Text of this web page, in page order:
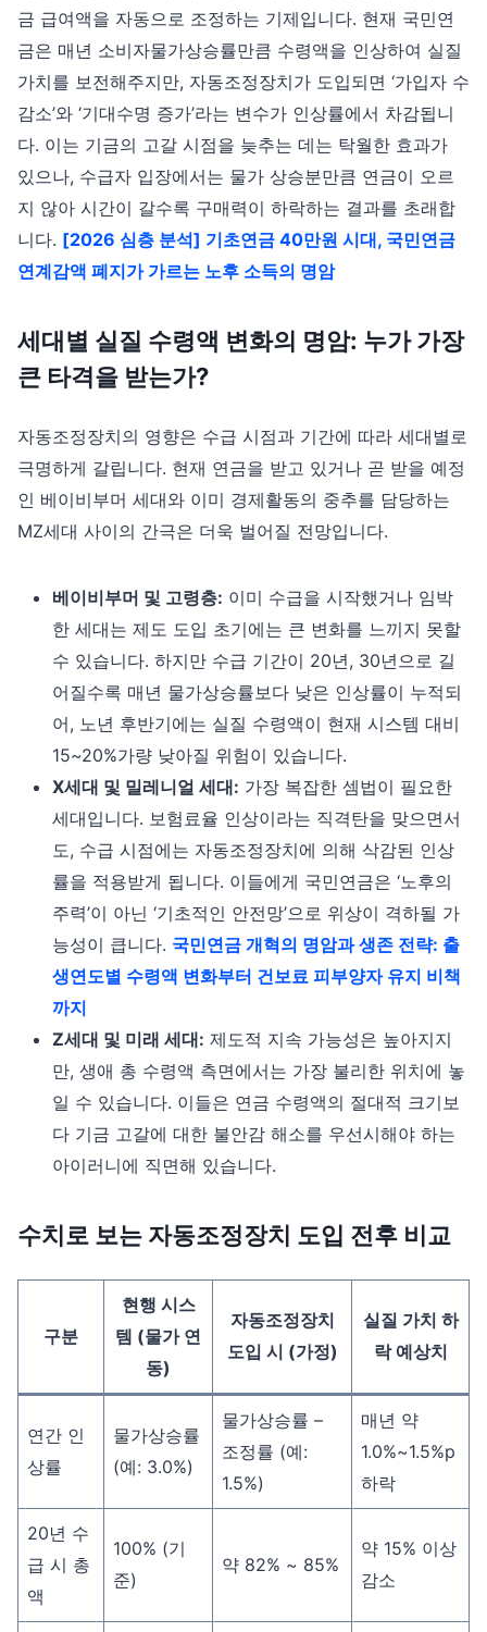
금 급여액을 자동으로 조정하는 기제입니다. 현재 국민연
금은 매년 소비자물가상승률만큼 수령액을 인상하여 실질
가치를 보전해주지만, 자동조정장치가 도입되면 ‘가입자 수
감소’와 ‘기대수명 증가’라는 변수가 인상률에서 차감됩니
다. 이는 기금의 고갈 시점을 늦추는 데는 탁월한 효과가
있으나, 수급자 입장에서는 물가 상승분만큼 연금이 오르
지 않아 시간이 갈수록 구매력이 하락하는 결과를 초래합
니다. [2026 심층 분석] 기초연금 40만원 시대, 국민연금
연계감액 폐지가 가르는 노후 소득의 명암
세대별 실질 수령액 변화의 명암: 누가 가장
큰 타격을 받는가?
자동조정장치의 영향은 수급 시점과 기간에 따라 세대별로
극명하게 갈립니다. 현재 연금을 받고 있거나 곧 받을 예정
인 베이비부머 세대와 이미 경제활동의 중추를 담당하는
MZ세대 사이의 간극은 더욱 벌어질 전망입니다.
베이비부머 및 고령층: 이미 수급을 시작했거나 임박
한 세대는 제도 도입 초기에는 큰 변화를 느끼지 못할
수 있습니다. 하지만 수급 기간이 20년, 30년으로 길
어질수록 매년 물가상승률보다 낮은 인상률이 누적되
어, 노년 후반기에는 실질 수령액이 현재 시스템 대비
15~20%가량 낮아질 위험이 있습니다.
X세대 및 밀레니얼 세대: 가장 복잡한 셈법이 필요한
세대입니다. 보험료율 인상이라는 직격탄을 맞으면서
도, 수급 시점에는 자동조정장치에 의해 삭감된 인상
률을 적용받게 됩니다. 이들에게 국민연금은 ‘노후의
주력’이 아닌 ‘기초적인 안전망’으로 위상이 격하될 가
능성이 큽니다. 국민연금 개혁의 명암과 생존 전략: 출
생연도별 수령액 변화부터 건보료 피부양자 유지 비책
까지
Z세대 및 미래 세대: 제도적 지속 가능성은 높아지지
만, 생애 총 수령액 측면에서는 가장 불리한 위치에 놓
일 수 있습니다. 이들은 연금 수령액의 절대적 크기보
다 기금 고갈에 대한 불안감 해소를 우선시해야 하는
아이러니에 직면해 있습니다.
수치로 보는 자동조정장치 도입 전후 비교
구분
현행 시스
템 (물가 연
동)
자동조정장치
도입 시 (가정)
실질 가치 하
락 예상치
연간 인
상률
물가상승률
(예: 3.0%)
물가상승률 –
조정률 (예:
1.5%)
매년 약
1.0%~1.5%p
하락
20년 수
급 시 총
액
100% (기
준)
약 82% ~ 85%
약 15% 이상
감소